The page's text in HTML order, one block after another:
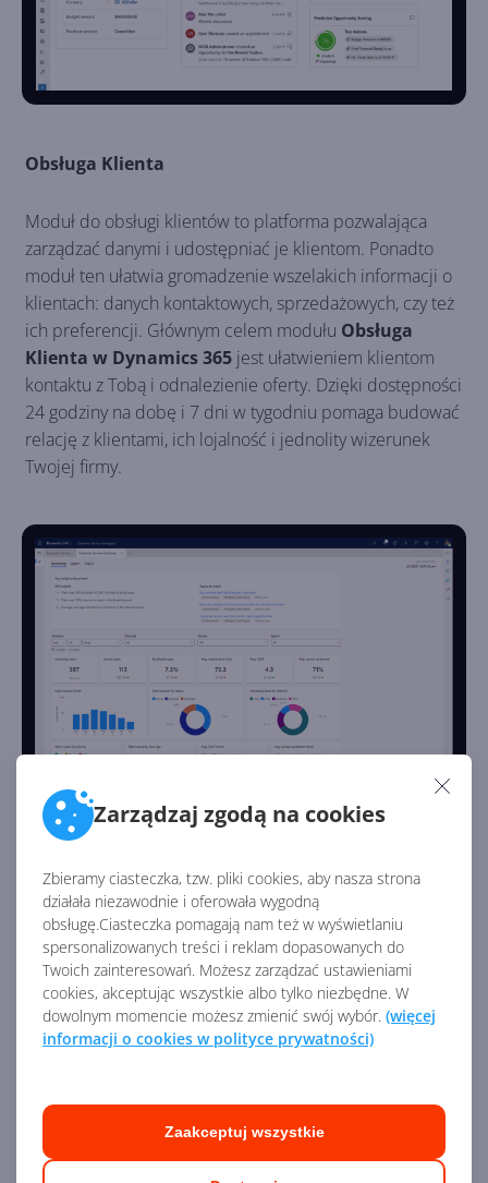
Zarządzaj zgodą na cookies
Zbieramy ciasteczka, tzw. pliki cookies, aby nasza strona
działała niezawodnie i oferowała wygodną
obsługę.Ciasteczka pomagają nam też w wyświetlaniu
spersonalizowanych treści i reklam dopasowanych do
Twoich zainteresowań. Możesz zarządzać ustawieniami
cookies, akceptując wszystkie albo tylko niezbędne. W
dowolnym momencie możesz zmienić swój wybór. (więcej
informacji o cookies w polityce prywatności)
Zaakceptuj wszystkie
Obsługa Klienta
Moduł do obsługi klientów to platforma pozwalająca
zarządzać danymi i udostępniać je klientom. Ponadto
moduł ten ułatwia gromadzenie wszelakich informacji o
klientach: danych kontaktowych, sprzedażowych, czy też
ich preferencji. Głównym celem modułu Obsługa
Klienta w Dynamics 365 jest ułatwieniem klientom
kontaktu z Tobą i odnalezienie oferty. Dzięki dostępności
24 godziny na dobę i 7 dni w tygodniu pomaga budować
relację z klientami, ich lojalność i jednolity wizerunek
Twojej firmy.
Usługi
ModułUsługi w Dynamics 365— jak sama nazwa
mówi — służy do zarządzania szeroko pojętymi usługami.
Dzięki niemu możesz zarządzać zleceniami na usługi,
przydzielaniem, ilością czasu, raportowaniem i analizą.
Ponadto moduł Usługi w łatwy sposób pozwala
planować spotkania i zarządzać nimi. Nie zabrakło
posiada również dedykowaną aplikację mobilną dla
pracowników, którzy dzięki niej zyskują dostęp do
czytnika kodów kreskowych, RFID, czytnika kart